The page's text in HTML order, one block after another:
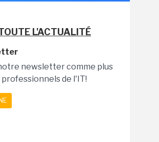
L'ACTUALITÉ
newsletter comme plus
professionnels de l'IT!